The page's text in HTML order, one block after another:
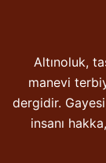
Altınoluk,
manevi
dergidir.
insanı